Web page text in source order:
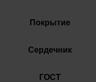
Покрытие
Сердечник
ГОСТ